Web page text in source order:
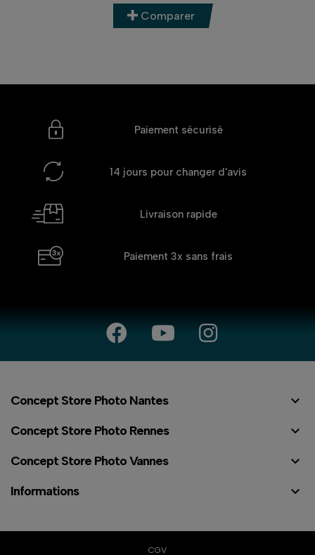
Comparer
Paiement sécurisé
14 jours pour changer d'avis
Livraison rapide
Paiement 3x sans frais
Concept Store Photo Nantes 
Concept Store Photo Rennes 
Concept Store Photo Vannes 
Informations 
CGV